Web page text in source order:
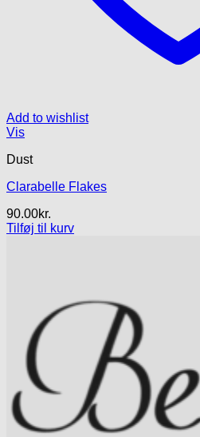
Add to wishlist
Vis
Dust
Clarabelle Flakes
90.00kr.
Tilføj til kurv